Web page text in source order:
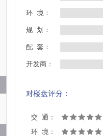
环 境：
规 划：
配 套：
开发商：
对楼盘评分：
交 通：
环 境：